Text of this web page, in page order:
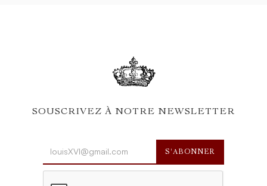
SOUSCRIVEZ À NOTRE NEWSLETTER